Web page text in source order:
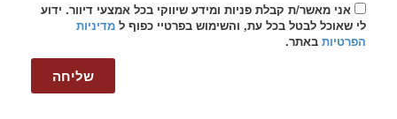
אני מאשר/ת קבלת פניות ומידע שיווקי בכל אמצעי דיוור. ידוע
לי שאוכל לבטל בכל עת, והשימוש בפרטיי כפוף ל מדיניות
הפרטיות באתר.
שליחה